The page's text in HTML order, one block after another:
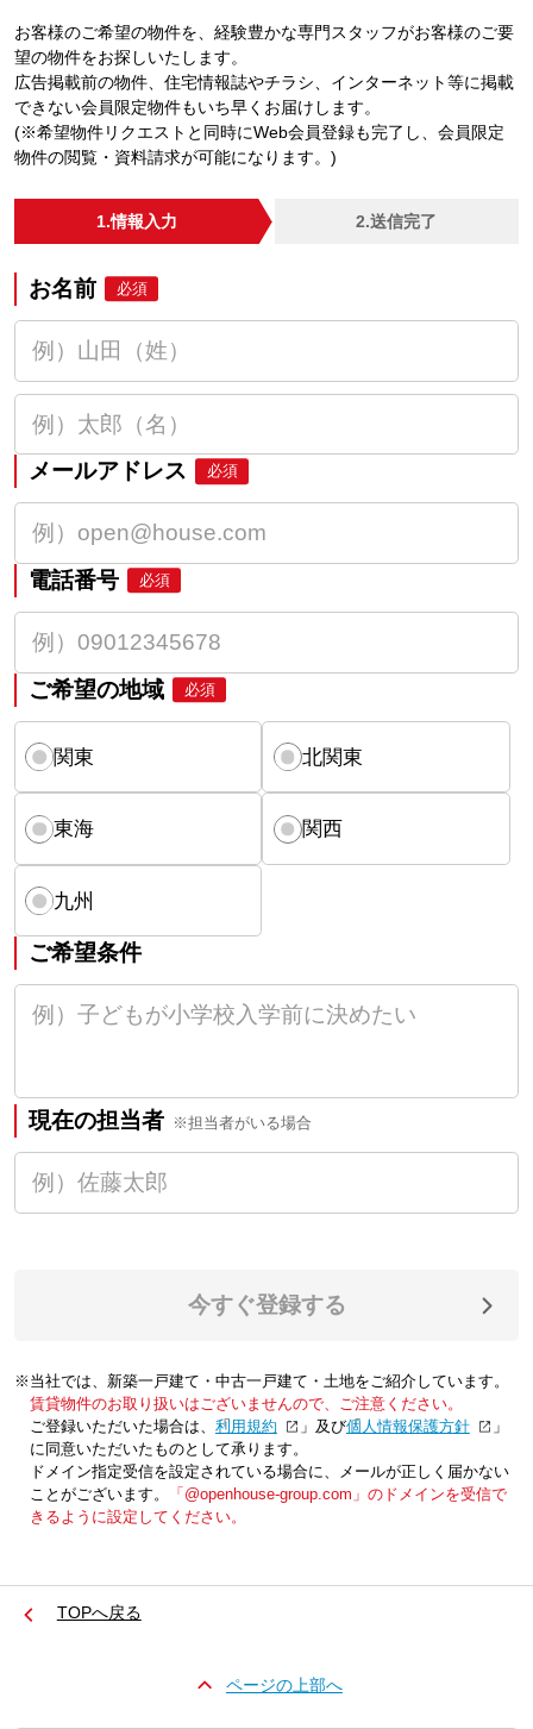
お客様のご希望の物件を、経験豊かな専門スタッフがお客様のご要
望の物件をお探しいたします。
広告掲載前の物件、住宅情報誌やチラシ、インターネット等に掲載
できない会員限定物件もいち早くお届けします。
(※希望物件リクエストと同時にWeb会員登録も完了し、会員限定
物件の閲覧・資料請求が可能になります。)
1.情報入力 2.送信完了
お名前 必須
メールアドレス 必須
電話番号 必須
ご希望の地域 必須
関東 北関東
東海 関西
九州
ご希望条件
現在の担当者 ※担当者がいる場合
今すぐ登録する
※当社では、新築一戸建て・中古一戸建て・土地をご紹介しています。
賃貸物件のお取り扱いはございませんので、ご注意ください。
ご登録いただいた場合は、「利用規約 」及び「個人情報保護方針
」
に同意いただいたものとして承ります。
ドメイン指定受信を設定されている場合に、メールが正しく届かない
ことがございます。
「@openhouse-group.com」のドメインを受信で
きるように設定してください。
TOPへ戻る
ページの上部へ